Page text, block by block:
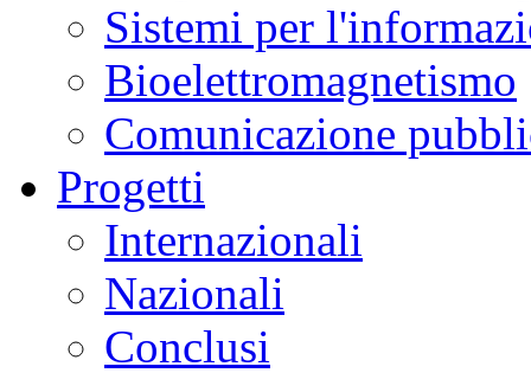
Sistemi per
Bioelettromagnetismo
Comunicazione
Progetti
Internazionali
Nazionali
Conclusi